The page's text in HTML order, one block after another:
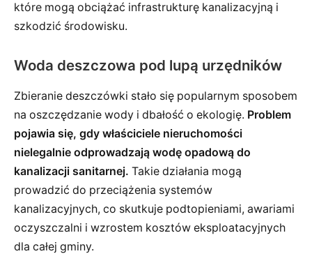
które mogą obciążać infrastrukturę kanalizacyjną i
szkodzić środowisku.
Woda deszczowa pod lupą urzędników
Zbieranie deszczówki stało się popularnym sposobem
na oszczędzanie wody i dbałość o ekologię. Problem
pojawia się, gdy właściciele nieruchomości
nielegalnie odprowadzają wodę opadową do
kanalizacji sanitarnej. Takie działania mogą
prowadzić do przeciążenia systemów
kanalizacyjnych, co skutkuje podtopieniami, awariami
oczyszczalni i wzrostem kosztów eksploatacyjnych
dla całej gminy.